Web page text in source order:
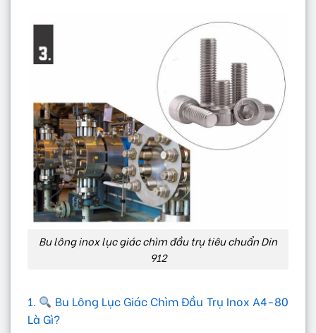
Bu lông inox lục giác chìm đầu trụ tiêu chuẩn Din
912
1.
Bu Lông Lục Giác Chìm Đầu Trụ Inox A4-80
Là Gì?